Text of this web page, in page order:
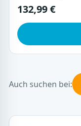
132,99 €
Auch suchen bei: